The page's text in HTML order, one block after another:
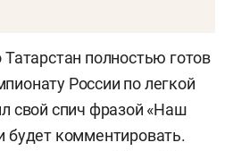
полностью готов
России по легкой
свой спич фразой «Наш
будет комментировать.